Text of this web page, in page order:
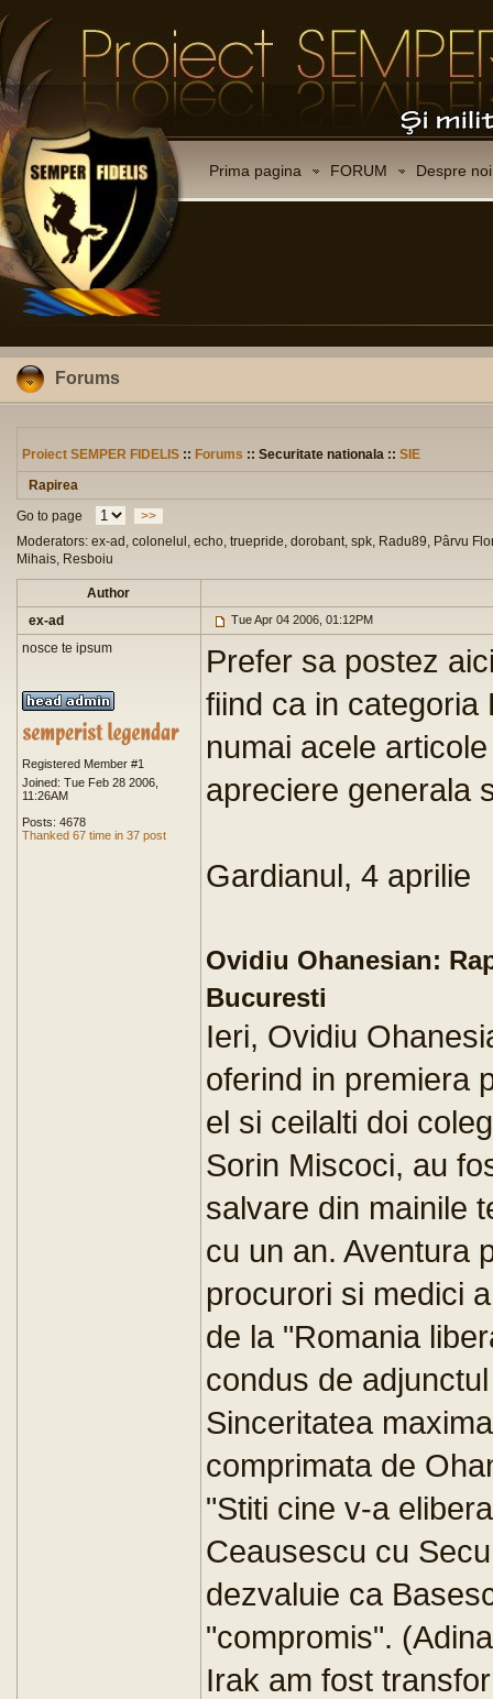
Prima pagina FORUM Despre noi
Forums
Proiect SEMPER FIDELIS :: Forums :: Securitate nationala :: SIE
Rapirea
Go to page
>>
Moderators: ex-ad, colonelul, echo, truepride, dorobant, spk, Radu89, Pârvu
Mihais, Resboiu
Author
ex-ad
Tue Apr 04 2006, 01:12PM
nosce te ipsum
Registered Member #1
Joined: Tue Feb 28 2006,
11:26AM
Posts: 4678
Thanked 67 time in 37 post
Prefer sa postez
fiind ca in categoria
numai acele
apreciere generala
Gardianul, 4 aprilie
Ovidiu Ohanesian:
Bucuresti
Ieri, Ovidiu
oferind in premiera
el si ceilalti doi
Sorin Miscoci, au
salvare din mainile
cu un an. Aventura
procurori si medici
de la "Romania
condus de
Sinceritatea
comprimata de
"Stiti cine v-a
Ceausescu cu
dezvaluie ca
"compromis".
Irak am fost